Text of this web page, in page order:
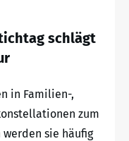
schlägt
in Familien-,
zum
sie häufig